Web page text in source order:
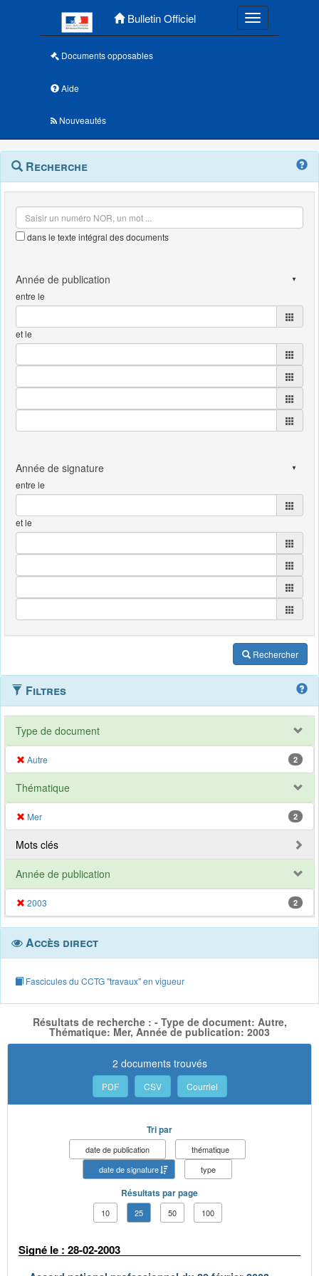
Bulletin Officiel Toggle
Documents opposables
Aide
Nouveautés
Navigation
outils
Menu
contextuel
Recherche
dans le texte intégral des documents
entre le
et le
entre le
et le
Rechercher
Filtres
Type de document
Autre 2
Thématique
Mer 2
Mots clés
Année de publication
2003 2
Accès direct
Fascicules du CCTG "travaux" en vigueur
Résultats de recherche : - Type de document: Autre,
Thématique: Mer, Année de publication: 2003
2 documents trouvés
PDF CSV Courriel
Tri par
date de publication
thématique
date de signature
type
Résultats par page
10 25 50 100
Signé le : 28-02-2003